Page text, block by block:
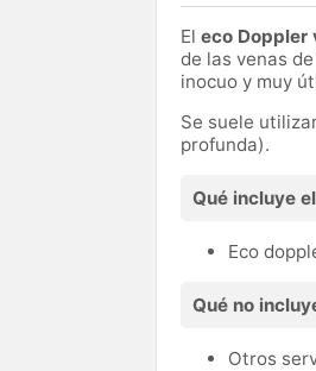
El eco Doppler
de las venas
inocuo y muy
Se suele
profunda).
Qué incluye
Eco
Qué no
Otros